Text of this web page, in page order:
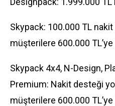
Skypack: 100.000 TL
müşterilere 600.000
Skypack 4x4, N-Design,
Premium: Nakit desteği
müşterilere 600.000